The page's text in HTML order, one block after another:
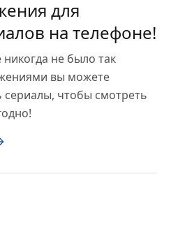
для
на телефоне!
не было так
вы можете
сериалы, чтобы смотреть